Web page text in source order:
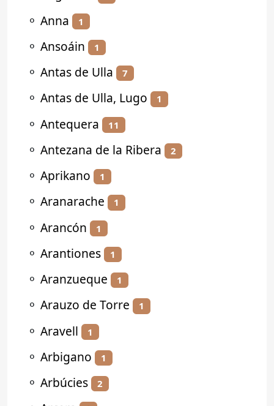
⚬ Anna 1
⚬ Ansoáin 1
⚬ Antas de Ulla 7
⚬ Antas de Ulla, Lugo 1
⚬ Antequera 11
⚬ Antezana de la Ribera 2
⚬ Aprikano 1
⚬ Aranarache 1
⚬ Arancón 1
⚬ Arantiones 1
⚬ Aranzueque 1
⚬ Arauzo de Torre 1
⚬ Aravell 1
⚬ Arbigano 1
⚬ Arbúcies 2